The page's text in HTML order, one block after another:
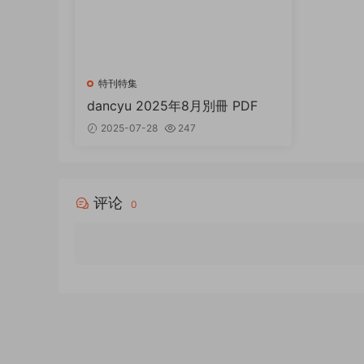
特刊特集
dancyu 2025年8月別冊 PDF
2025-07-28 247
评论 0